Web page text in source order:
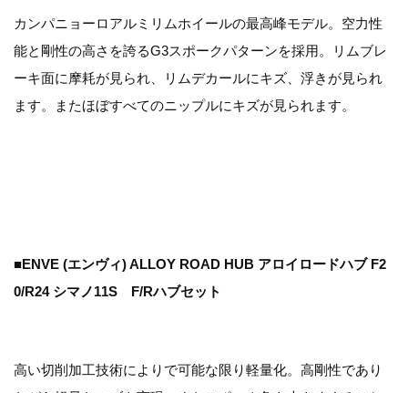
カンパニョーロアルミリムホイールの最高峰モデル。空力性
能と剛性の高さを誇るG3スポークパターンを採用。リムブレ
ーキ面に摩耗が見られ、リムデカールにキズ、浮きが見られ
ます。またほぼすべてのニップルにキズが見られます。
■ENVE (エンヴィ) ALLOY ROAD HUB アロイロードハブ F2
0/R24 シマノ11S F/Rハブセット
高い切削加工技術によりで可能な限り軽量化。高剛性であり